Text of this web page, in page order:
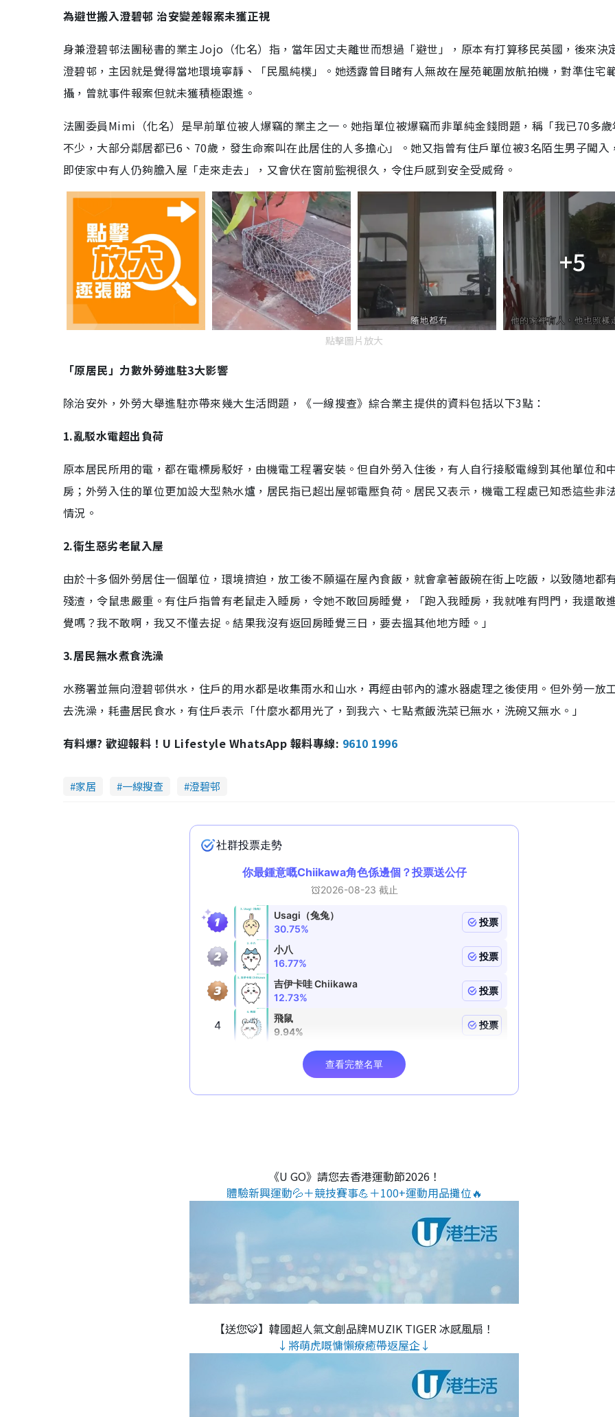
為避世搬入澄碧邨 治安變差報案未獲正視
身兼澄碧邨法團秘書的業主Jojo（化名）指，當年因丈夫離世而想過「避世」，原本有打算移民英國，後來決
澄碧邨，主因就是覺得當地環境寧靜、「民風純樸」。她透露曾目睹有人無故在屋苑範圍放航拍機，對準住宅
攝，曾就事件報案但就未獲積極跟進。
法團委員Mimi（化名）是早前單位被人爆竊的業主之一。她指單位被爆竊而非單純金錢問題，稱「我已70多
不少，大部分鄰居都已6、70歲，發生命案叫在此居住的人多擔心」。她又指曾有住戶單位被3名陌生男子闖入
即使家中有人仍夠膽入屋「走來走去」，又會伏在窗前監視很久，令住戶感到安全受威脅。
+5
點擊圖片放大
「原居民」力數外勞進駐3大影響
除治安外，外勞大舉進駐亦帶來幾大生活問題，《一線搜查》綜合業主提供的資料包括以下3點：
1.亂駁水電超出負荷
原本居民所用的電，都在電標房駁好，由機電工程署安裝。但自外勞入住後，有人自行接駁電線到其他單位和
房；外勞入住的單位更加設大型熱水爐，居民指已超出屋邨電壓負荷。居民又表示，機電工程處已知悉這些非
情況。
2.衞生惡劣老鼠入屋
由於十多個外勞居住一個單位，環境擠迫，放工後不願逼在屋內食飯，就會拿著飯碗在街上吃飯，以致隨地都
殘渣，令鼠患嚴重。有住戶指曾有老鼠走入睡房，令她不敢回房睡覺，「跑入我睡房，我就唯有閂門，我還敢
覺嗎？我不敢啊，我又不懂去捉。結果我沒有返回房睡覺三日，要去搵其他地方睡。」
3.居民無水煮食洗澡
水務署並無向澄碧邨供水，住戶的用水都是收集雨水和山水，再經由邨內的濾水器處理之後使用。但外勞一放
去洗澡，耗盡居民食水，有住戶表示「什麼水都用光了，到我六、七點煮飯洗菜已無水，洗碗又無水。」
有料爆? 歡迎報料！U Lifestyle WhatsApp 報料專線: 9610 1996
家居 一線搜查 澄碧邨
《U GO》請您去香港運動節2026！
體驗新興運動💦＋競技賽事💪＋100+運動用品攤位🔥
【送您🐯】韓國超人氣文創品牌MUZIK TIGER 冰感風扇！
↓將萌虎嘅慵懶療癒帶返屋企↓